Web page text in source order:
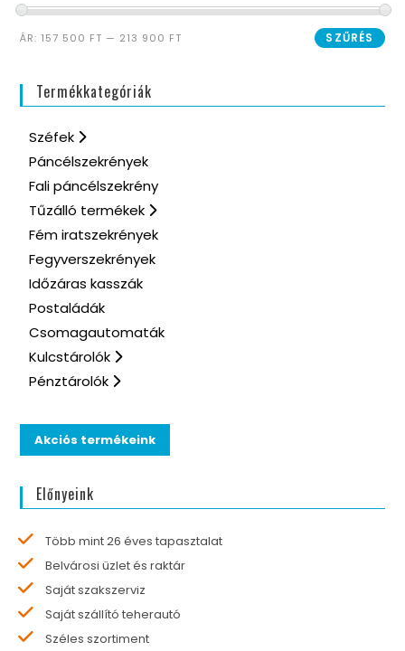
SZŰRÉS
ÁR: 157 500 FT — 213 900 FT
Termékkategóriák
Széfek
Páncélszekrények
Fali páncélszekrény
Tűzálló termékek
Fém iratszekrények
Fegyverszekrények
Időzáras kasszák
Postaládák
Csomagautomaták
Kulcstárolók
Pénztárolók
Akciós termékeink
Előnyeink
Több mint 26 éves tapasztalat
Belvárosi üzlet és raktár
Saját szakszerviz
Saját szállító teherautó
Széles szortiment